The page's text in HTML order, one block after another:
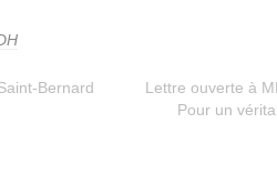
Bernard
Lettre ouverte à
Pour un